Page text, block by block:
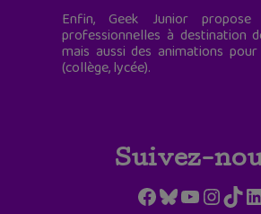
Enfin, Geek Junior
professionnelles à destination
mais aussi des animations
(collège, lycée).
Suivez-
Facebook
Bluesky
YouTube